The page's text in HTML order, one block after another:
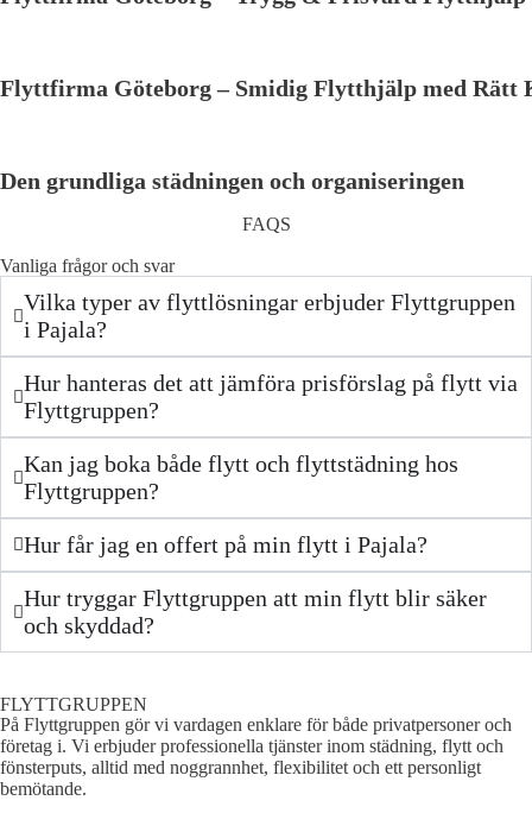
Flyttfirma Göteborg – Smidig Flytthjälp med Rätt
Den grundliga städningen och organiseringen
FAQS
Vanliga frågor och svar
Vilka typer av flyttlösningar erbjuder Flyttgruppen
i Pajala?
Hur hanteras det att jämföra prisförslag på flytt via
Flyttgruppen?
Kan jag boka både flytt och flyttstädning hos
Flyttgruppen?
Hur får jag en offert på min flytt i Pajala?
Hur tryggar Flyttgruppen att min flytt blir säker
och skyddad?
FLYTTGRUPPEN
På Flyttgruppen gör vi vardagen enklare för både privatpersoner och
företag i. Vi erbjuder professionella tjänster inom städning, flytt och
fönsterputs, alltid med noggrannhet, flexibilitet och ett personligt
bemötande.